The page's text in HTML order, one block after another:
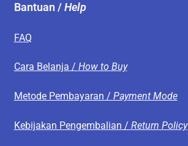
Bantuan /Help
FAQ
Cara Belanja / How to Buy
Metode Pembayaran / Payment Mode
Kebijakan Pengembalian / Return Policy